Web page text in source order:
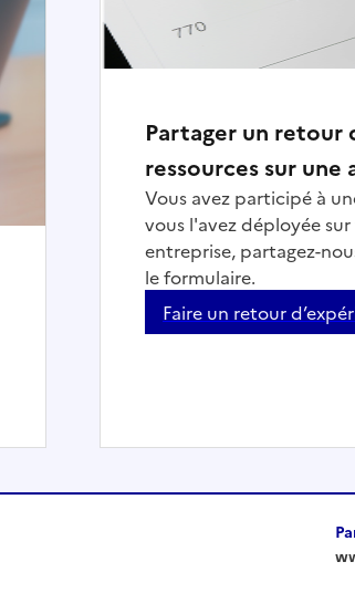
Partager un retour
ressources sur une
Vous avez participé à
vous l'avez déployée
entreprise, partagez-
le formulaire.
Faire un retour